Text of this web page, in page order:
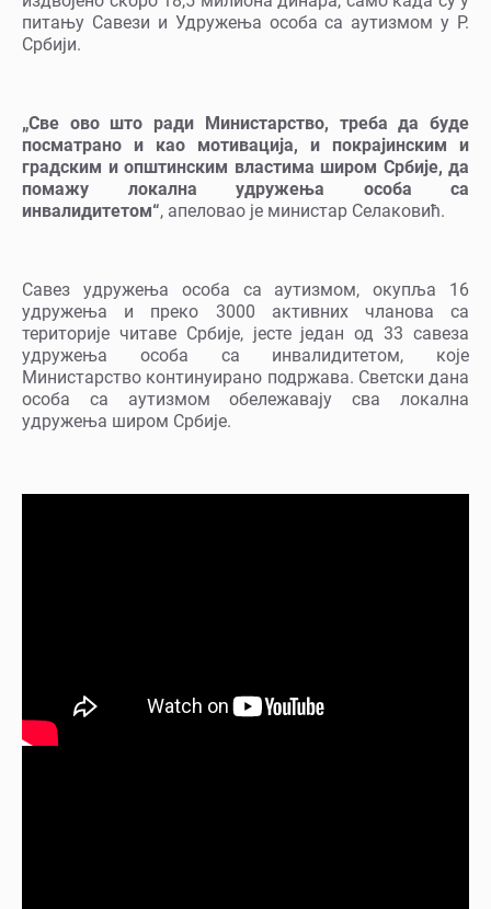
питању Савези и Удружења особа са аутизмом у Р.
Србији.
„Све ово што ради Министарство, треба да буде
посматрано и као мотивација, и покрајинским и
градским и општинским властима широм Србије, да
помажу локална удружења особа са
инвалидитетом“, апеловао је министар Селаковић.
Савез удружења особа са аутизмом, окупља 16
удружења и преко 3000 активних чланова са
територије читаве Србије, јесте један од 33 савеза
удружења особа са инвалидитетом, које
Министарство континуирано подржава. Светски дана
особа са аутизмом обележавају сва локална
удружења широм Србије.